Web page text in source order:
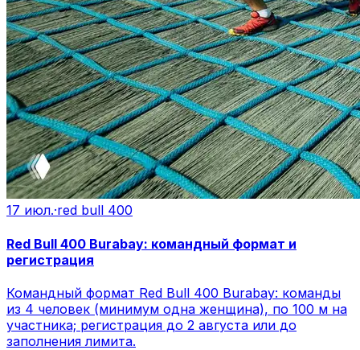
17 июл.·red bull 400
Red Bull 400 Burabay: командный формат и
регистрация
Командный формат Red Bull 400 Burabay: команды
из 4 человек (минимум одна женщина), по 100 м на
участника; регистрация до 2 августа или до
заполнения лимита.